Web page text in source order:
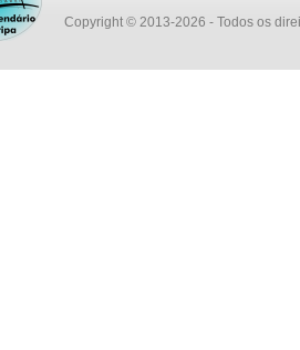
Copyright © 2013-2026 - Todos os